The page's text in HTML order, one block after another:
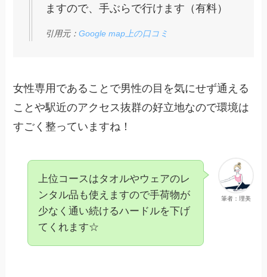
ますので、手ぶらで行けます（有料）
引用元：Google map上の口コミ
女性専用であることで男性の目を気にせず通える
ことや駅近のアクセス抜群の好立地なので環境は
すごく整っていますね！
筆者：理美
上位コースはタオルやウェアのレ
ンタル品も使えますので手荷物が
少なく通い続けるハードルを下げ
てくれます☆